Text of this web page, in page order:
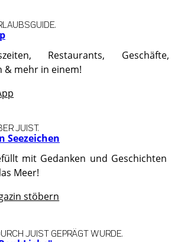
Restaurants, Geschäfte,
& mehr in einem!
Seezeichen
JUIST.
mit Gedanken und Geschichten
Meer!
stöbern
JUIST GEPRÄGT WURDE.